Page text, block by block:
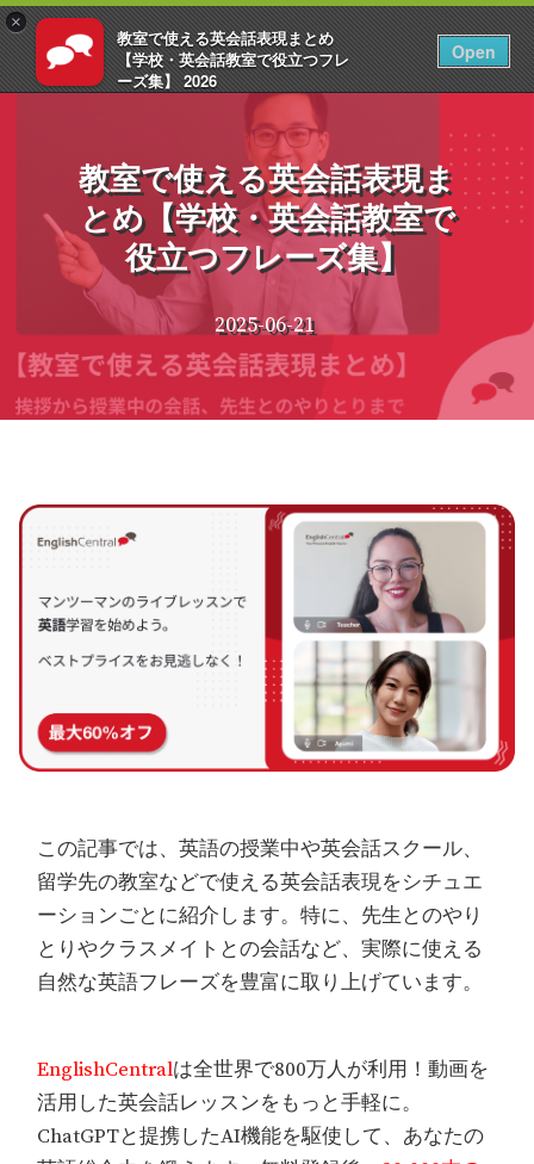
×
教室で使える英会話表現まとめ
【学校・英会話教室で役立つフレ
ーズ集】 2026
Open
ログイン JA
コ
教室で使える英会話表現ま
とめ【学校・英会話教室で
役立つフレーズ集】
2025-06-21
この記事では、英語の授業中や英会話スクール、
留学先の教室などで使える英会話表現をシチュエ
ーションごとに紹介します。特に、先生とのやり
とりやクラスメイトとの会話など、実際に使える
自然な英語フレーズを豊富に取り上げています。
EnglishCentralは全世界で800万人が利用！動画を
活用した英会話レッスンをもっと手軽に。
ChatGPTと提携したAI機能を駆使して、あなたの